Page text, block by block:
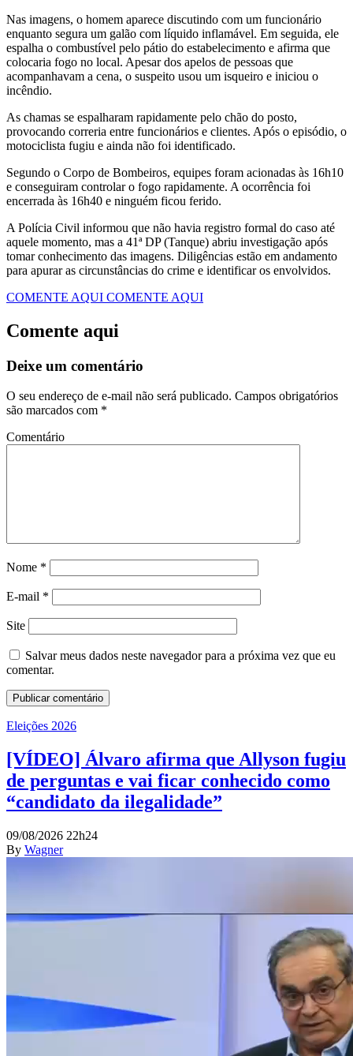
Nas imagens, o homem aparece discutindo com um funcionário
enquanto segura um galão com líquido inflamável. Em seguida, ele
espalha o combustível pelo pátio do estabelecimento e afirma que
colocaria fogo no local. Apesar dos apelos de pessoas que
acompanhavam a cena, o suspeito usou um isqueiro e iniciou o
incêndio.
As chamas se espalharam rapidamente pelo chão do posto,
provocando correria entre funcionários e clientes. Após o episódio, o
motociclista fugiu e ainda não foi identificado.
Segundo o Corpo de Bombeiros, equipes foram acionadas às 16h10
e conseguiram controlar o fogo rapidamente. A ocorrência foi
encerrada às 16h40 e ninguém ficou ferido.
A Polícia Civil informou que não havia registro formal do caso até
aquele momento, mas a 41ª DP (Tanque) abriu investigação após
tomar conhecimento das imagens. Diligências estão em andamento
para apurar as circunstâncias do crime e identificar os envolvidos.
COMENTE AQUI COMENTE AQUI
Comente aqui
Deixe um comentário
O seu endereço de e-mail não será publicado. Campos obrigatórios
são marcados com *
Comentário
Nome *
E-mail *
Site
Salvar meus dados neste navegador para a próxima vez que eu
comentar.
Eleições 2026
[VÍDEO] Álvaro afirma que Allyson fugiu
de perguntas e vai ficar conhecido como
“candidato da ilegalidade”
09/08/2026 22h24
By Wagner